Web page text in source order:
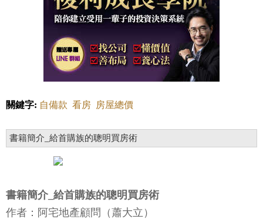
關鍵字: 自備款 看房 房屋總價
書籍簡介_給首購族的聰明買房術
書籍簡介_給首購族的聰明買房術
作者：阿宅地產顧問（蕭大立）